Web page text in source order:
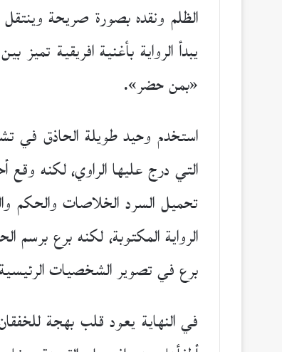
الظلم ونقده بصورة صريحة وينتقل
يبدأ الرواية بأغنية افريقية
«بمن حضر».
استخدم وحيد طويلة الحاذق في
التي درج عليها الراوي، لكنه
تحميل السرد الخلاصات والحكم
الرواية المكتوبة، لكنه برع
برع في تصوير الشخصيات
في النهاية يعود قلب بهجة